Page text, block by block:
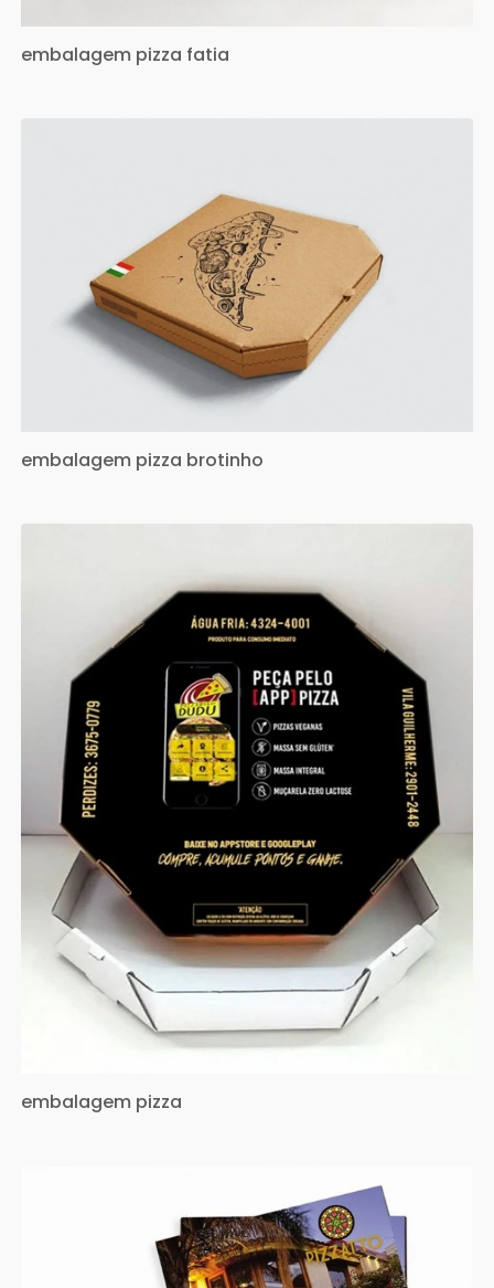
embalagem pizza fatia
embalagem pizza brotinho
embalagem pizza